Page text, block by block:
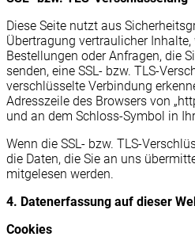
Diese Seite nutzt aus
Übertragung vertraulicher
Bestellungen oder Anfragen, die
senden, eine SSL- bzw. TLS-
verschlüsselte Verbindung
Adresszeile des Browsers von
und an dem Schloss-Symbol in
Wenn die SSL- bzw. TLS-
die Daten, die Sie an uns
mitgelesen werden.
4. Datenerfassung auf dieser
Cookies